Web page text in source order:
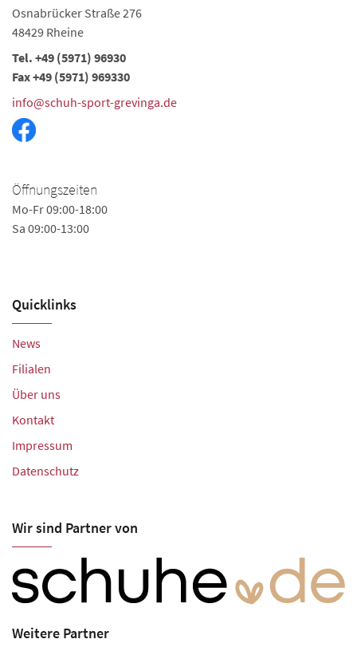
Osnabrücker Straße 276
48429 Rheine
Tel. +49 (5971) 96930
Fax +49 (5971) 969330
info@schuh-sport-grevinga.de
Öffnungszeiten
Mo-Fr 09:00-18:00
Sa 09:00-13:00
Quicklinks
News
Filialen
Über uns
Kontakt
Impressum
Datenschutz
Wir sind Partner von
Weitere Partner